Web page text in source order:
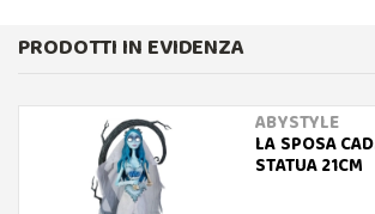
PRODOTTI IN EVIDENZA
ABYSTYLE
LA SPOSA
STATUA 21CM